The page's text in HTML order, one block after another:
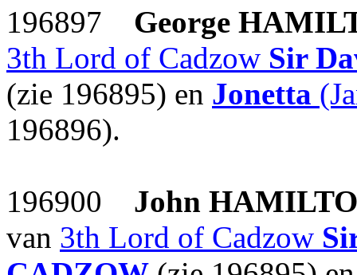
196897 George
3th Lord of Cadzow Sir
(zie 196895) en Jonetta
196896).
196900 John
van 3th Lord of Cadzow